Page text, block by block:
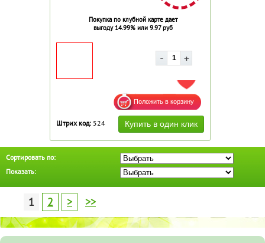
Покупка по клубной карте дает
выгоду 14.99% или 9.97 руб
ДОБАВИТЬ В ИЗБРАННОЕ
Штрих код: 524
Сортировать по:
Показать:
1 2 > >>